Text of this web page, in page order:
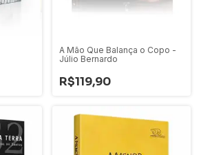
A Mão Que Balança o Copo -
Júlio Bernardo
R$119,90